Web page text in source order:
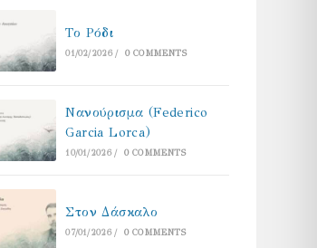
Το Ρόδι
01/02/2026 / 0 COMMENTS
Νανούρισμα (Federico
Garcia Lorca)
10/01/2026 / 0 COMMENTS
Στον Δάσκαλο
07/01/2026 / 0 COMMENTS